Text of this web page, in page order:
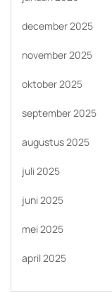
december 2025
november 2025
oktober 2025
september 2025
augustus 2025
juli 2025
juni 2025
mei 2025
april 2025